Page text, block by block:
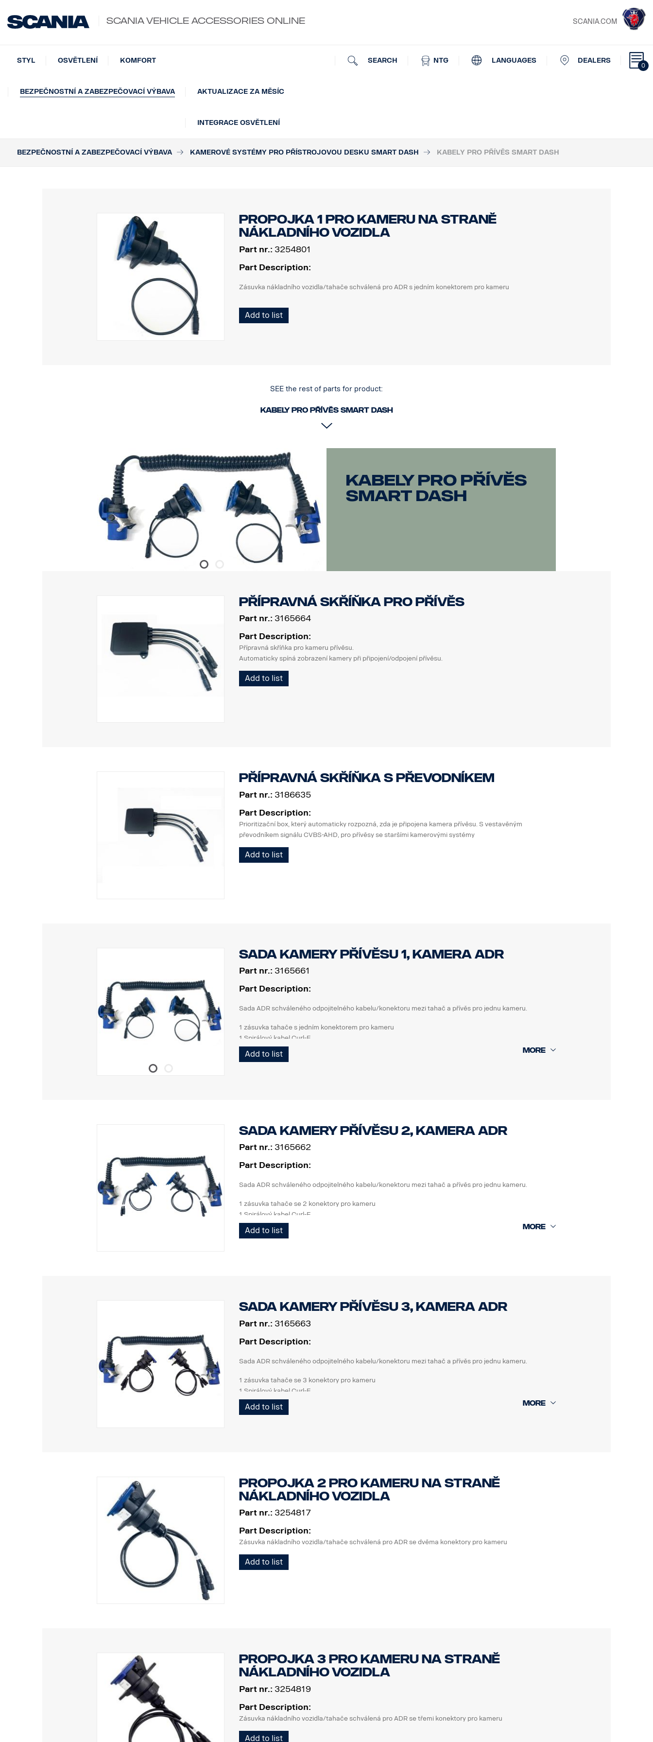
SCANIA VEHICLE ACCESSORIES ONLINE SCANIA.COM
0
SEARCH NTG LANGUAGES DEALERS
STYL OSVĚTLENÍ KOMFORT
BEZPEČNOSTNÍ A ZABEZPEČOVACÍ VÝBAVA AKTUALIZACE ZA MĚSÍC
INTEGRACE OSVĚTLENÍ
BEZPEČNOSTNÍ A ZABEZPEČOVACÍ VÝBAVA KAMEROVÉ SYSTÉMY PRO PŘÍSTROJOVOU DESKU SMART DASH KABELY PRO PŘÍVĚS SMART DASH
Propojka 1 pro kameru na straně
nákladního vozidla
Part nr.: 3254801
Part Description:
Zásuvka nákladního vozidla/tahače schválená pro ADR s jedním konektorem pro kameru
Add to list
SEE the rest of parts for product:
Kabely pro přívěs smart dash
Kabely pro přívěs
smart dash
přípravná skříňka pro přívěs
Part nr.: 3165664
Part Description:
Přípravná skříňka pro kameru přívěsu.
Automaticky spíná zobrazení kamery při připojení/odpojení přívěsu.
Add to list
Přípravná skříňka s převodníkem
Part nr.: 3186635
Part Description:
Prioritizační box, který automaticky rozpozná, zda je připojena kamera přívěsu. S vestavěným
převodníkem signálu CVBS-AHD, pro přívěsy se staršími kamerovými systémy
Add to list
Sada kamery přívěsu 1, kamera ADR
Part nr.: 3165661
Part Description:
Sada ADR schváleného odpojitelného kabelu/konektoru mezi tahač a přívěs pro jednu kameru.
1 zásuvka tahače s jedním konektorem pro kameru
1 Spirálový kabel Curl-E
1 zásuvka návěsu s jedním konektorem pro kameru
Add to list
Sada kamery přívěsu 2, kamera ADR
Part nr.: 3165662
Part Description:
Sada ADR schváleného odpojitelného kabelu/konektoru mezi tahač a přívěs pro jednu kameru.
1 zásuvka tahače se 2 konektory pro kameru
1 Spirálový kabel Curl-E
1 zásuvka tahače se 2 konektory pro kameru
Add to list
Sada kamery přívěsu 3, kamera ADR
Part nr.: 3165663
Part Description:
Sada ADR schváleného odpojitelného kabelu/konektoru mezi tahač a přívěs pro jednu kameru.
1 zásuvka tahače se 3 konektory pro kameru
1 Spirálový kabel Curl-E
1 zásuvka návěsu se 3 konektory pro kameru
Add to list
Propojka 2 pro kameru na straně
nákladního vozidla
Part nr.: 3254817
Part Description:
Zásuvka nákladního vozidla/tahače schválená pro ADR se dvěma konektory pro kameru
Add to list
Propojka 3 pro kameru na straně
nákladního vozidla
Part nr.: 3254819
Part Description:
Zásuvka nákladního vozidla/tahače schválená pro ADR se třemi konektory pro kameru
Add to list